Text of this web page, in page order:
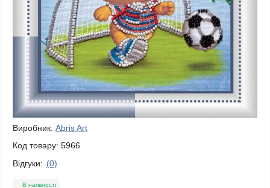
Виробник: Abris Art
Код товару: 5966
Відгуки: (0)
В наявності